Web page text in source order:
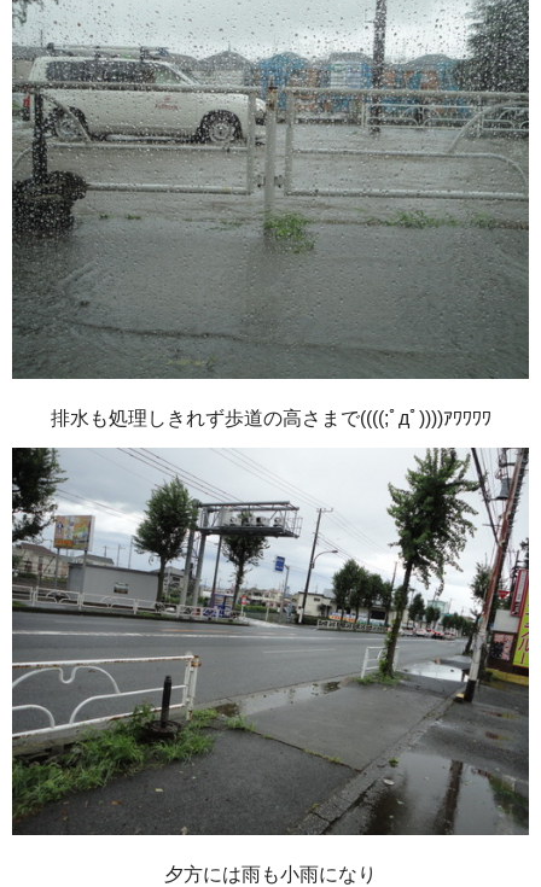
排水も処理しきれず歩道の高さまで((((;ﾟдﾟ))))ｱﾜﾜﾜﾜ
夕方には雨も小雨になり